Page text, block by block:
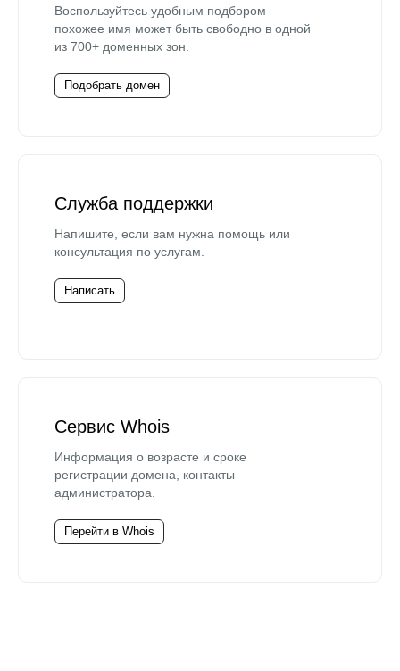
Воспользуйтесь удобным подбором —
похожее имя может быть свободно в одной
из 700+ доменных зон.
Подобрать домен
Служба поддержки
Напишите, если вам нужна помощь или
консультация по услугам.
Написать
Сервис Whois
Информация о возрасте и сроке
регистрации домена, контакты
администратора.
Перейти в Whois